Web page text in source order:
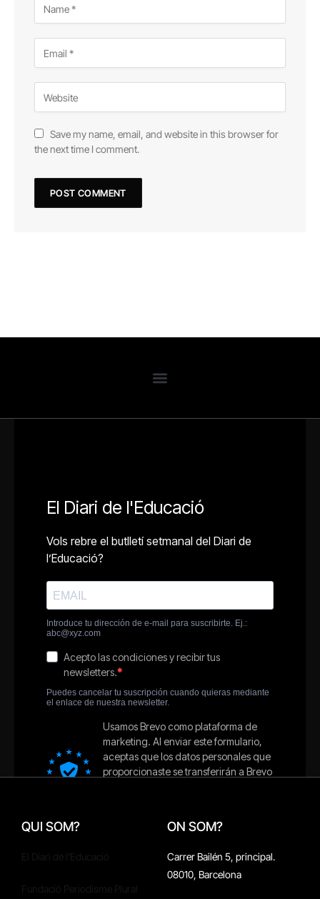
Save my name, email, and website in this browser for
the next time I comment.
QUI SOM? ON SOM?
Carrer Bailén 5, principal.
08010, Barcelona